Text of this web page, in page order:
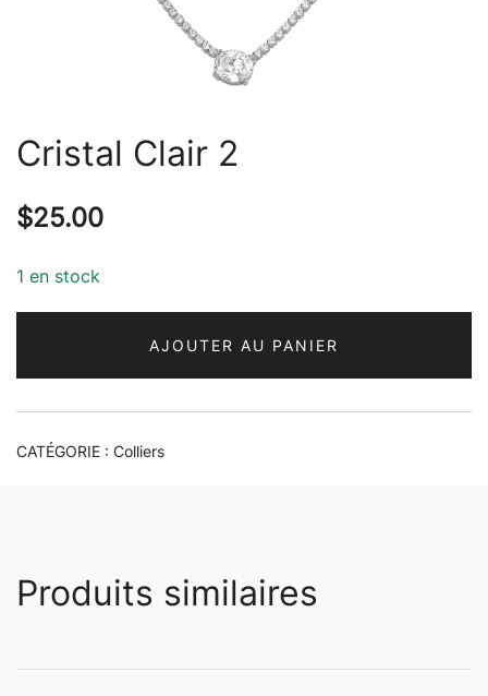
Cristal Clair 2
$25.00
1 en stock
AJOUTER AU PANIER
CATÉGORIE : Colliers
Produits similaires